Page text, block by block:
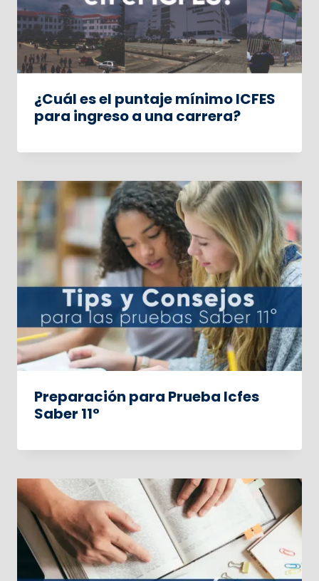
¿Cuál es el puntaje mínimo ICFES
para ingreso a una carrera?
Preparación para Prueba Icfes
Saber 11°